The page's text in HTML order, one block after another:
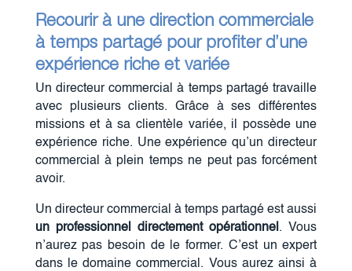
Recourir à une direction commerciale
à temps partagé pour profiter d’une
expérience riche et variée
Un directeur commercial à temps partagé travaille
avec plusieurs clients. Grâce à ses différentes
missions et à sa clientèle variée, il possède une
expérience riche. Une expérience qu’un directeur
commercial à plein temps ne peut pas forcément
avoir.
Un directeur commercial à temps partagé est aussi
un professionnel directement opérationnel . Vous
n’aurez pas besoin de le former. C’est un expert
dans le domaine commercial. Vous aurez ainsi à